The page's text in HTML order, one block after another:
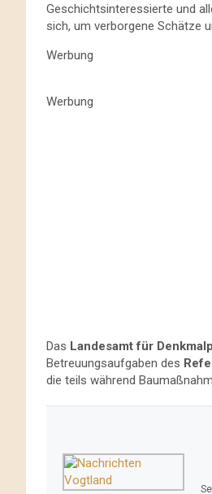
Geschichtsinteressierte und
sich, um verborgene Schätze
Werbung
Werbung
Das Landesamt für
Betreuungsaufgaben des
die teils während